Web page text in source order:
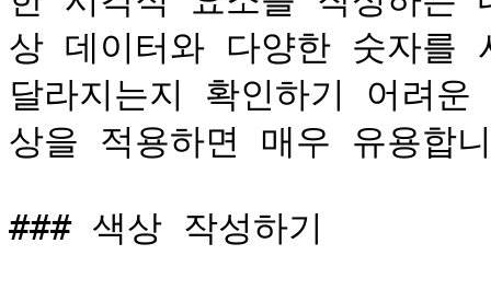
상 데이터와 다양한 숫자를
달라지는지 확인하기 어려
상을 적용하면 매우 유용합
### 색상 작성하기